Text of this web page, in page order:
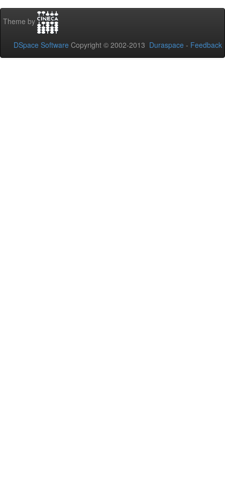
Theme by
DSpace Software Copyright © 2002-2013 Duraspace - Feedback